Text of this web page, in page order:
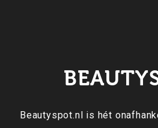
Beautyspot.nl is hét